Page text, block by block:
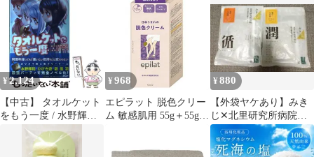
ィープパープル 3枚セ
ット ホテル仕様 厚手
ふかふか ボリューム 高
速吸水 耐久性 綿100%
JapanTechnology
タンダードタイプ 中厚
手 毛羽落ち少ない 高速
吸水 耐久性 綿100%
420GSM
JapanTechnology送料無
料 2dd9a4e1
¥2,124
【中古】 タオルケット
をもう一度 / 水野輝
和、ひびき遊 / PHP研
¥ 968
エピラット 脱色クリー
ム 敏感肌用 55g＋55g
¥880
【外袋ヤケあり】みき
じ✕北里研究所病院
薬草入浴剤 2包入り
✕2種(循・潤)